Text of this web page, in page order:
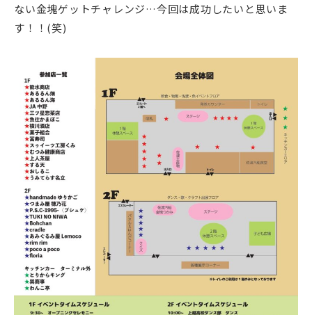
ない金塊ゲットチャレンジ…今回は成功したいと思いま
す！！(笑)